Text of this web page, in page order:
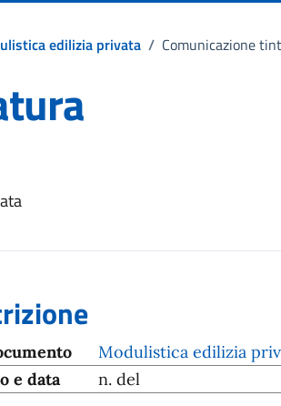
edilizia privata / Comunicazione
Modulistica edilizia
e data
n. del